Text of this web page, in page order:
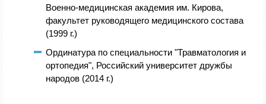
Военно-медицинская академия им. Кирова,
факультет руководящего медицинского состава
(1999 г.)
Ординатура по специальности "Травматология и
ортопедия", Росcийский университет дружбы
народов (2014 г.)